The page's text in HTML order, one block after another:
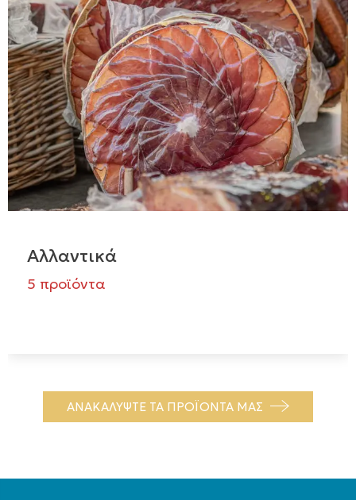
Αλλαντικά
5 προϊόντα
ΑΝΑΚΑΛΥΨΤΕ ΤΑ ΠΡΟΪΟΝΤΑ ΜΑΣ